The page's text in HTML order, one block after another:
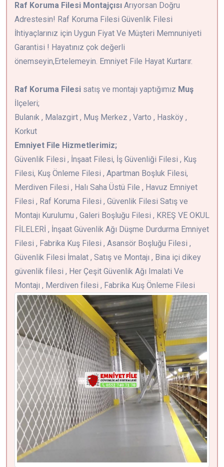
Raf Koruma Filesi Montajçısı Arıyorsan Doğru
Adrestesin! Raf Koruma Filesi Güvenlik Filesi
İhtiyaçlarınız için Uygun Fiyat Ve Müşteri Memnuniyeti
Garantisi ! Hayatınız çok değerli
önemseyin,Ertelemeyin. Emniyet File Hayat Kurtarır.
Raf Koruma Filesi satış ve montajı yaptığımız Muş
İlçeleri;
Bulanık , Malazgirt , Muş Merkez , Varto , Hasköy ,
Korkut
Emniyet File Hizmetlerimiz;
Güvenlik Filesi , İnşaat Filesi, İş Güvenliği Filesi , Kuş
Filesi, Kuş Önleme Filesi , Apartman Boşluk Filesi,
Merdiven Filesi , Halı Saha Üstü File , Havuz Emniyet
Filesi , Raf Koruma Filesi , Güvenlik Filesi Satış ve
Montajı Kurulumu , Galeri Boşluğu Filesi , KREŞ VE OKUL
FİLELERİ , İnşaat Güvenlik Ağı Düşme Durdurma Emniyet
Filesi , Fabrika Kuş Filesi , Asansör Boşluğu Filesi ,
Güvenlik Filesi İmalat , Satış ve Montajı , Bina içi dikey
güvenlik filesi , Her Çeşit Güvenlik Ağı Imalati Ve
Montajı , Merdiven filesi , Fabrika Kuş Önleme Filesi